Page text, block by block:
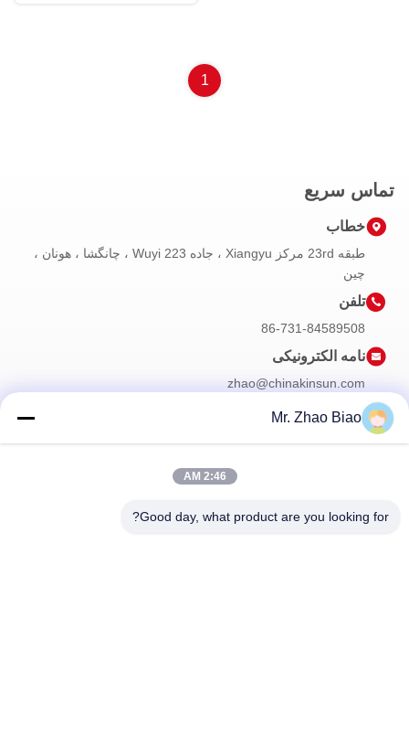
1
تماس سریع
خطاب
طبقه 23rd مرکز Xiangyu ، جاده 223 Wuyi ، چانگشا ، هونان ،
چین
تلفن
86-731-84589508
نامه الکترونیکی
zhao@chinakinsun.com
برای دریافت تخفیف و موارد بیشتر در خبرنامه ما مشترک شوید.
Mr. Zhao Biao
2:46 AM
Good day, what product are you looking for?